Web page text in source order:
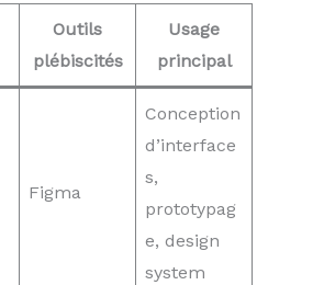
Outils
plébiscités
Usage
principal
Figma
Conception
d’interface
s,
prototypag
e, design
system